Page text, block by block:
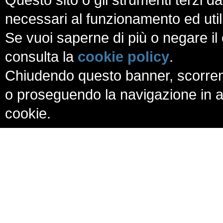
necessari al funzionamento ed
Se vuoi saperne di più o negare
consulta la cookie policy.
Chiudendo questo banner,
o proseguendo la navigazione in
cookie.